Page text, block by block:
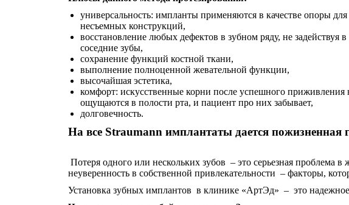
универсальность: импланты применяются в качестве опоры
несъемных конструкций,
восстановление любых дефектов в зубном ряду, не задействуя в
соседние зубы,
сохранение функций костной ткани,
выполнение полноценной жевательной функции,
высочайшая эстетика,
комфорт: искусственные корни после успешного приживления
ощущаются в полости рта, и пациент про них забывает,
долговечность.
На все Straumann имплантаты дается пожизненная
Потеря одного или нескольких зубов – это серьезная проблема
неуверенность в собственной привлекательности – факторы,
Установка зубных имплантов в клинике «АртЭд» – это